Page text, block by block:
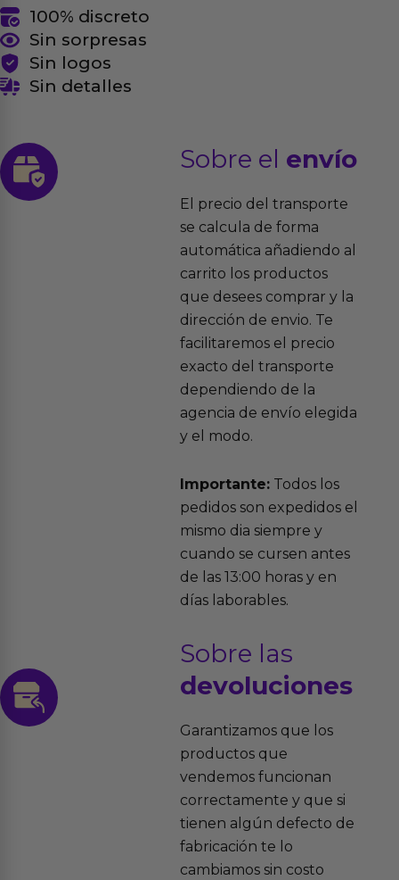
100% discreto
Sin sorpresas
Sin logos
Sin detalles
Sobre el envío
El precio del transporte
se calcula de forma
automática añadiendo al
carrito los productos
que desees comprar y la
dirección de envio. Te
facilitaremos el precio
exacto del transporte
dependiendo de la
agencia de envío elegida
y el modo.
Importante:Todos los
pedidos son expedidos el
mismo dia siempre y
cuando se cursen antes
de las 13:00 horas y en
días laborables.
Sobre las
devoluciones
Garantizamos que los
productos que
vendemos funcionan
correctamente y que si
tienen algún defecto de
fabricación te lo
cambiamos sin costo